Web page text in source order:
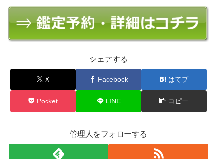
シェアする
X Facebook はてブ
Pocket LINE コピー
管理人をフォローする